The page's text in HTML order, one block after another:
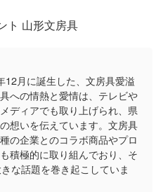
12月に誕生した、文房具愛溢
への情熱と愛情は、テレビや
ディアでも取り上げられ、県
想いを伝えています。文房具
の企業とのコラボ商品やプロ
積極的に取り組んでおり、そ
な話題を巻き起こしていま